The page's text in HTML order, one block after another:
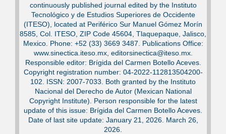
continuously published journal edited by the Instituto
Tecnológico y de Estudios Superiores de Occidente
(ITESO), located at Periférico Sur Manuel Gómez Morín
8585, Col. ITESO, ZIP Code 45604, Tlaquepaque, Jalisco,
Mexico. Phone: +52 (33) 3669 3487. Publications Office:
www.sinectica.iteso.mx, editorsinectica@iteso.mx.
Responsible editor: Brígida del Carmen Botello Aceves.
Copyright registration number: 04-2022-112813504200-
102. ISSN: 2007-7033. Both granted by the Instituto
Nacional del Derecho de Autor (Mexican National
Copyright Institute). Person responsible for the latest
update of this issue: Brígida del Carmen Botello Aceves.
Date of last site update: January 21, 2026. March 26,
2026.